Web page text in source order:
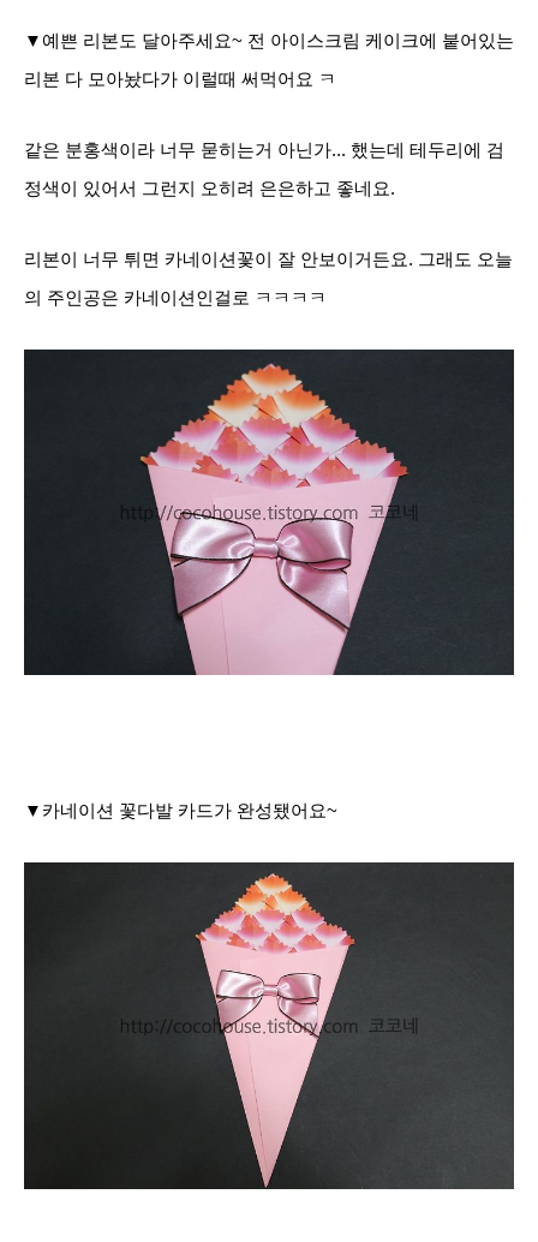
▼예쁜 리본도 달아주세요~ 전 아이스크림 케이크에 붙어있는
리본 다 모아놨다가 이럴때 써먹어요 ㅋ
같은 분홍색이라 너무 묻히는거 아닌가... 했는데 테두리에 검
정색이 있어서 그런지 오히려 은은하고 좋네요.
리본이 너무 튀면 카네이션꽃이 잘 안보이거든요. 그래도 오늘
의 주인공은 카네이션인걸로 ㅋㅋㅋㅋ
▼카네이션 꽃다발 카드가 완성됐어요~